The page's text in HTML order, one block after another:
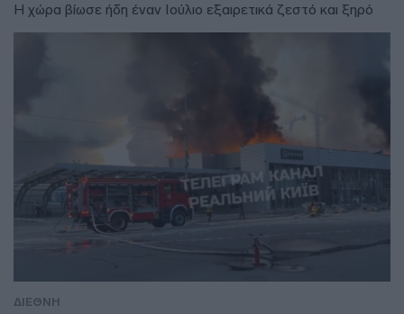
Η χώρα βίωσε ήδη έναν Ιούλιο εξαιρετικά ζεστό και ξηρό
ΔΙΕΘΝΗ